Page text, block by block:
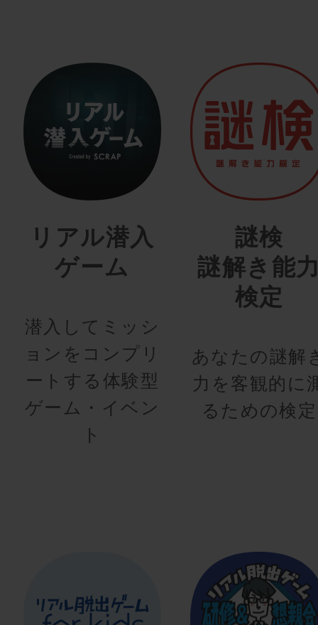
リアル潜入
ゲーム
潜入してミッシ
ョンをコンプリ
ートする体験型
ゲーム・イベン
ト
謎検
謎解き能
検定
あなたの謎解
力を客観的に
るための検定